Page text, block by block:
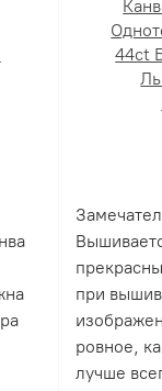
44ct
при
ровное,
лучше